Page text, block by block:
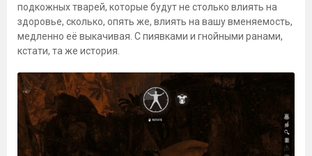
подкожных тварей, которые будут не столько влиять на
здоровье, сколько, опять же, влиять на вашу вменяемость,
медленно её выкачивая. С пиявками и гнойными ранами,
кстати, та же история.